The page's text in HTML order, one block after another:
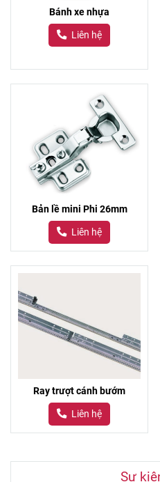
Bánh xe nhựa
Liên hệ
Bản lề mini Phi 26mm
Liên hệ
Ray trượt cánh bướm
Liên hệ
Sự